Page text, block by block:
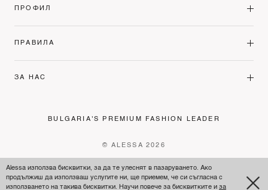
Alessa използва бисквитки, за да те улеснят в пазаруването. Ако
продължиш да използваш услугите ни, ще приемем, че си съгласна с
използването на такива бисквитки. Научи повече за бисквитките и за
ПРОФИЛ
ПРАВИЛА
ЗА НАС
BULGARIA'S PREMIUM FASHION LEADER
© ALESSA 2026